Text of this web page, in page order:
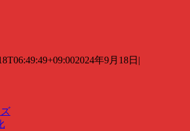
2024年9月18日 |